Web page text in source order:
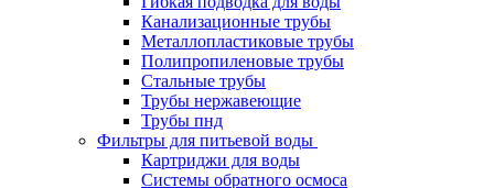
Канализационные трубы
Металлопластиковые трубы
Полипропиленовые трубы
Стальные трубы
Трубы нержавеющие
Трубы пнд
Фильтры для питьевой воды
Картриджи для воды
Системы обратного осмоса